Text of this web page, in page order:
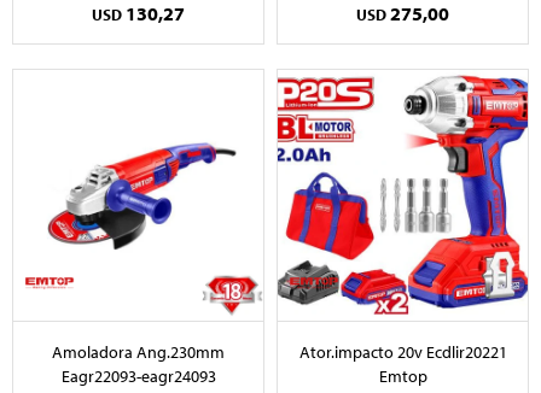
USD 130,27 USD275,00
Amoladora Ang.230mm
Eagr22093-eagr24093
Ator.impacto 20v Ecdlir20221
Emtop